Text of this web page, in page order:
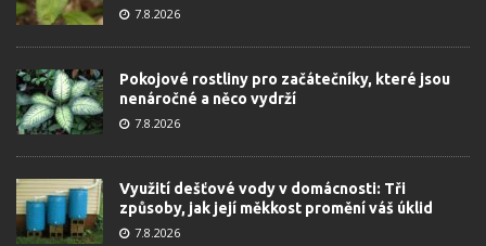
7.8.2026
Pokojové rostliny pro začátečníky, které jsou
nenáročné a něco vydrží
7.8.2026
Využití dešťové vody v domácnosti: Tři
způsoby, jak její měkkost promění váš úklid
7.8.2026